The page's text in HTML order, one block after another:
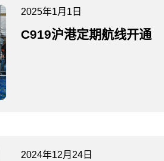
2025年1月1日
C919沪港定期航线开通
2024年12月24日